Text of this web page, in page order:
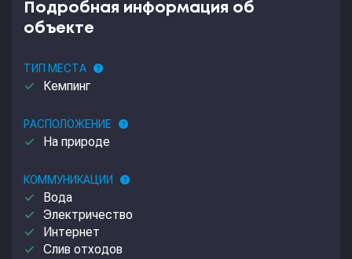
Подробная информация об
объекте
ТИП МЕСТА help
done Кемпинг
РАСПОЛОЖЕНИЕ help
done На природе
КОММУНИКАЦИИ help
done Вода
done Электричество
done Интернет
done Слив отходов